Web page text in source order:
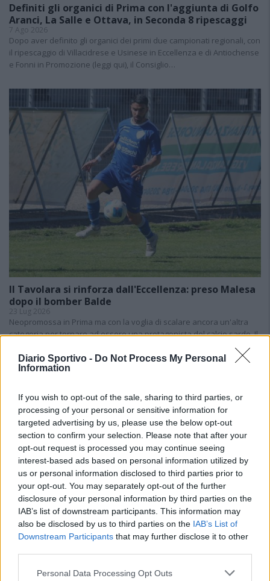
Diario Sportivo - Do Not Process My Personal
Information
If you wish to opt-out of the sale, sharing to third parties, or
processing of your personal or sensitive information for
targeted advertising by us, please use the below opt-out
section to confirm your selection. Please note that after your
opt-out request is processed you may continue seeing
interest-based ads based on personal information utilized by
us or personal information disclosed to third parties prior to
your opt-out. You may separately opt-out of the further
disclosure of your personal information by third parties on the
IAB’s list of downstream participants. This information may
also be disclosed by us to third parties on the IAB’s List of
Downstream Participants that may further disclose it to other
Personal Data Processing Opt Outs
Definiti gli organici di Prima con l'aggiunta di Golfo
Aranci, La Salle e Ottava, in Seconda 8 ripescaggi
7 Ago 2026
Dopo aver definito gli organici dei primi due campionati regionali, con
il ripescaggio di Villacidrese e Usinese in Eccellenza e di Antiochense
e Fonni in Promozione (leggi qui), il Consiglio…
Il Tavolara si rinforza dall'Eccellenza: preso Malesa
dopo il bomber Balde
23 Lug 2026
Neopromossa in Prima ma con la voglia di scalare ancora un'altra
categoria per tornare ad essere una protagonista del calcio sardo. Il
Tavolara ha vinto il campionato di Seconda battendo sul filo di…
22 Lug 2026
Il Ghilarza a caccia del riscatto: «La Prima?
Faremo un campionato all’altezza della
storia del nostro club»
22 Giu 2026
Il Pirri si riaffida alle mani esperte di
Busanca: «Ė il ritorno a una storia d’amore
rimasta solo in pausa»
2 Giu 2026
nel finale, Madeddu e Cosa per il sogno
Promozione
1 Giu 2026